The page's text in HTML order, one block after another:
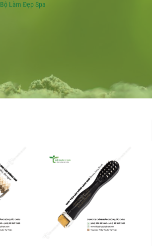
Bộ Làm Đẹp Spa